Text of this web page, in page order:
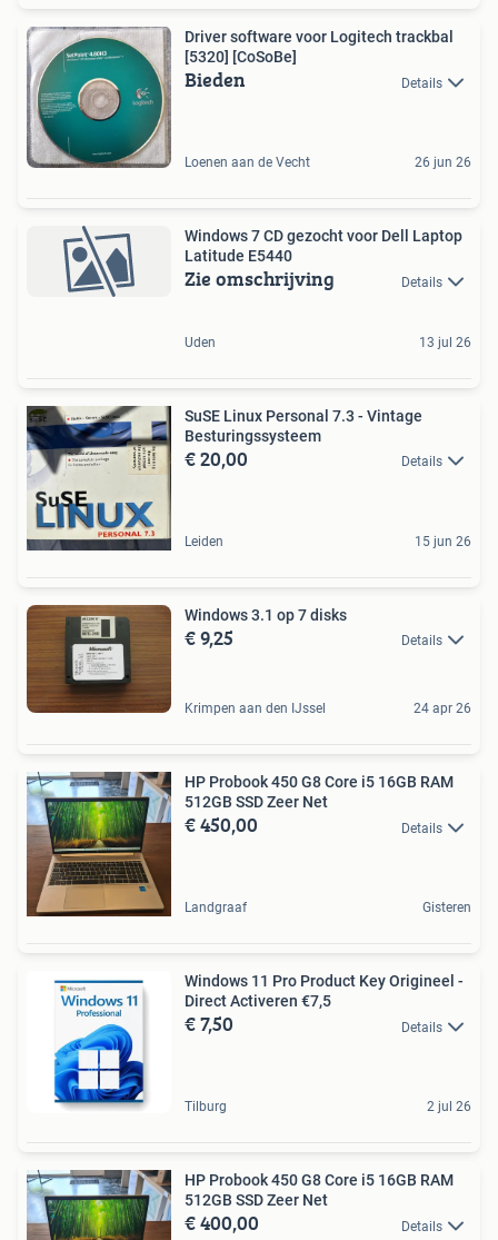
Driver software voor Logitech trackbal
[5320] [CoSoBe]
Bieden Details
Loenen aan de Vecht 26 jun 26
Windows 7 CD gezocht voor Dell Laptop
Latitude E5440
Zie omschrijving Details
Uden 13 jul 26
SuSE Linux Personal 7.3 - Vintage
Besturingssysteem
€ 20,00 Details
Leiden 15 jun 26
Windows 3.1 op 7 disks
€ 9,25 Details
Krimpen aan den IJssel 24 apr 26
HP Probook 450 G8 Core i5 16GB RAM
512GB SSD Zeer Net
€ 450,00 Details
Landgraaf Gisteren
Windows 11 Pro Product Key Origineel -
Direct Activeren €7,5
€ 7,50 Details
Tilburg 2 jul 26
HP Probook 450 G8 Core i5 16GB RAM
512GB SSD Zeer Net
€ 400,00 Details